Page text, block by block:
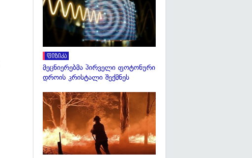
ფიზიკა
მეცნიერებმა პირველი ფოტონური
დროის კრისტალი შექმნეს